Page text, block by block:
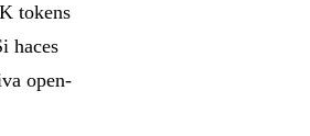
tokens
haces
open-